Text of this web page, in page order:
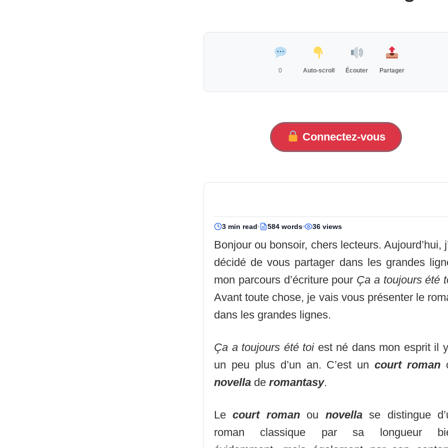
0 Auto-scroll Écouter Partager
Connectez-vous
3 min read 584 words 36 views
Bonjour ou bonsoir, chers lecteurs. Aujourd’hui,
décidé de vous partager dans les grandes
mon parcours d’écriture pour Ça a toujours été
Avant toute chose, je vais vous présenter le
dans les grandes lignes.
Ça a toujours été toiest né dans mon esprit il
un peu plus d’un an. C’est uncourt roman
novella de romantasy.
Lecourt romanou novella se distingue
roman classique par sa longueur